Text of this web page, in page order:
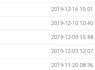
2019-12-16 15:01
2019-12-10 10:40
2019-12-09 15:48
2019-12-03 12:07
2019-11-20 08:36